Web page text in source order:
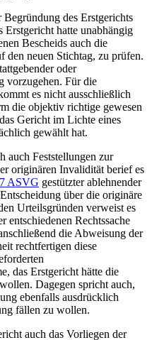
des Erstgerichts
hatte unabhängig
Bescheids auch die
den neuen Stichtag, zu prüfen.
oder
vorzugehen. Für die
es nicht ausschließlich
die objektiv richtige gewesen
Gericht im Lichte eines
gewählt hat.
auch Feststellungen zur
originären Invalidität berief es
ASVG gestützter ablehnender
über die originäre
Urteilsgründen verweist es
entschiedenen Rechtssache
die Abweisung der
rechtfertigen diese
das Erstgericht hätte die
Dagegen spricht auch,
ebenfalls ausdrücklich
fällen zu wollen.
auch das Vorliegen der